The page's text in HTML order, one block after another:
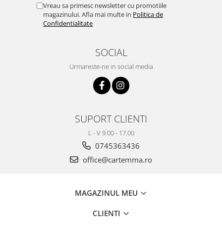
Vreau sa primesc newsletter cu promotiile
magazinului. Afla mai multe in Politica de
Confidentialitate
SOCIAL
Urmareste-ne in social media
SUPORT CLIENTI
L - V 9.00 - 17.00
0745363436
office@cartemma.ro
MAGAZINUL MEU
CLIENTI